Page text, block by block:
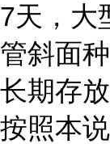
7天，大
管斜面
长期存放
按照本